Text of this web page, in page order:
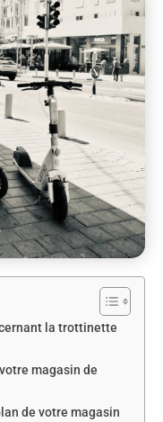
la trottinette
magasin de
de votre magasin